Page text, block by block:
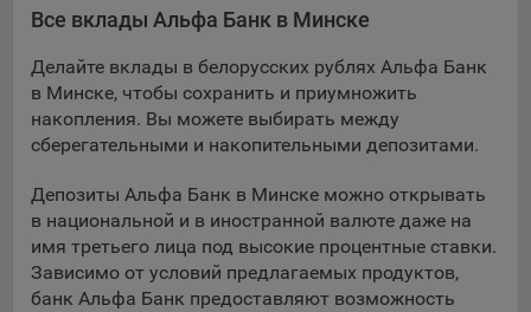
Подобные функции улучшают условия работы
9.3. Файлы cookie предпочтений, например, для настройки
контента. Данные файлы cookie собирают информацию о
выборе пользователя на сайте и его предпочтениях и
позволяют Обществу «запомнить» информацию о
выбранном пользователем городе и других местных
настройках для того, чтобы соответствующим образом
настраивать сайт.
9.4. Аналитические файлы cookie, например
Яндекс.Метрика, Google Analytics. Данные файлы cookie
Все вклады Альфа Банк в Минске
Делайте вклады в белорусских рублях Альфа Банк
в Минске, чтобы сохранить и приумножить
накопления. Вы можете выбирать между
сберегательными и накопительными депозитами.
Депозиты Альфа Банк в Минске можно открывать
в национальной и в иностранной валюте даже на
имя третьего лица под высокие процентные ставки.
Зависимо от условий предлагаемых продуктов,
банк Альфа Банк предоставляют возможность